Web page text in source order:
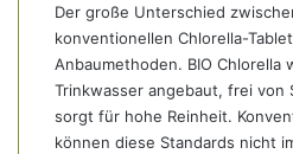
Der große Unterschied
konventionellen Chlorella-
Anbaumethoden. BIO Chlorella
Trinkwasser angebaut, frei von
sorgt für hohe Reinheit.
können diese Standards nicht